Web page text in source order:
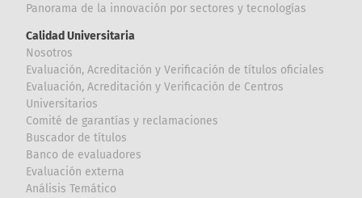
Panorama de la innovación por sectores y tecnologías
Calidad Universitaria
Nosotros
Evaluación, Acreditación y Verificación de títulos oficiales
Evaluación, Acreditación y Verificación de Centros
Universitarios
Comité de garantías y reclamaciones
Buscador de títulos
Banco de evaluadores
Evaluación externa
Análisis Temático